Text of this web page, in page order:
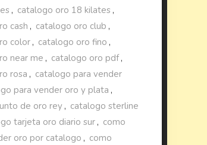
, catalogo oro 18 kilates ,
cash , catalogo oro club ,
color , catalogo oro fino ,
near me , catalogo oro pdf,
rosa , catalogo para vender
para vender oro y plata ,
de oro rey, catalogo sterline
tarjeta oro diario sur , como
oro por catalogo , como